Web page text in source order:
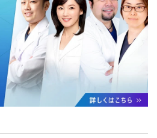
う個人情報を、厳正な管理の下
個人情報への不正アクセス・紛
漏洩等を防止するため、必要か
物理的・技術的防御措置を講じ
ついて】
目的】達成に必要な範囲で、取
ることがあります。
ては、一般社団法人メディカル